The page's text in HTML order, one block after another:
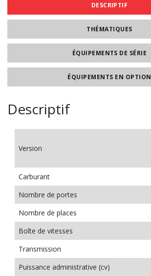
DESCRIPTIF
THÉMATIQUES
ÉQUIPEMENTS DE SÉRIE
ÉQUIPEMENTS EN OPTION
Descriptif
Version
Carburant
Nombre de portes
Nombre de places
Boîte de vitesses
Transmission
Puissance administrative (cv)